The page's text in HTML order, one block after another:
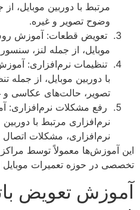
مرتبط با دوربین موبایل،
وضوح تصویر و غیره.
تعویض قطعات: آموزش
موبایل، از جمله لنز،
تنظیمات نرم‌افزاری:
با دوربین موبایل، از جمله
تصویر، حالت‌های عکاسی و
رفع مشکلات
نرم‌افزاری مرتبط با
نرم‌افزاری، مشکلات اتصال
این آموزش‌ها معمولاً توسط
تخصصی در حوزه تعمیرات موبایل
آموزش تعویض